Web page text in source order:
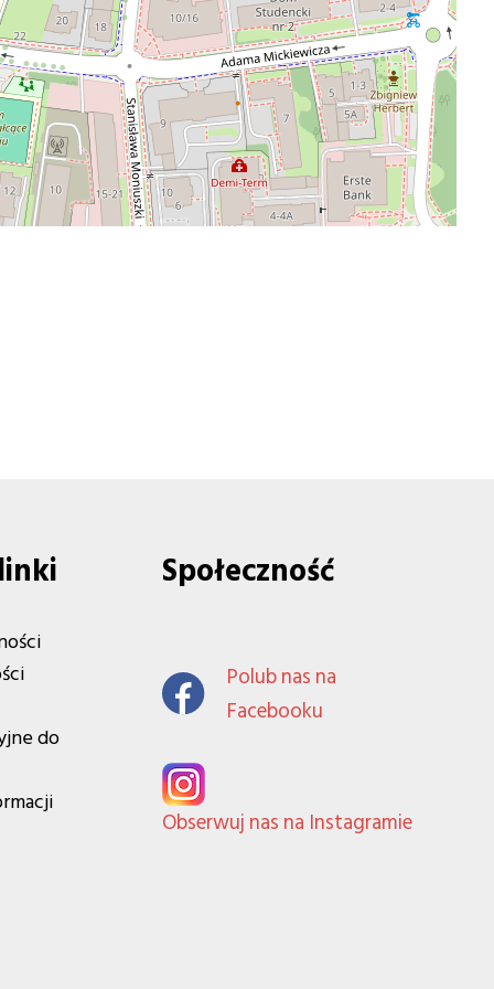
do
Społeczność
Polub nas na
Facebooku
Obserwuj nas na Instagramie